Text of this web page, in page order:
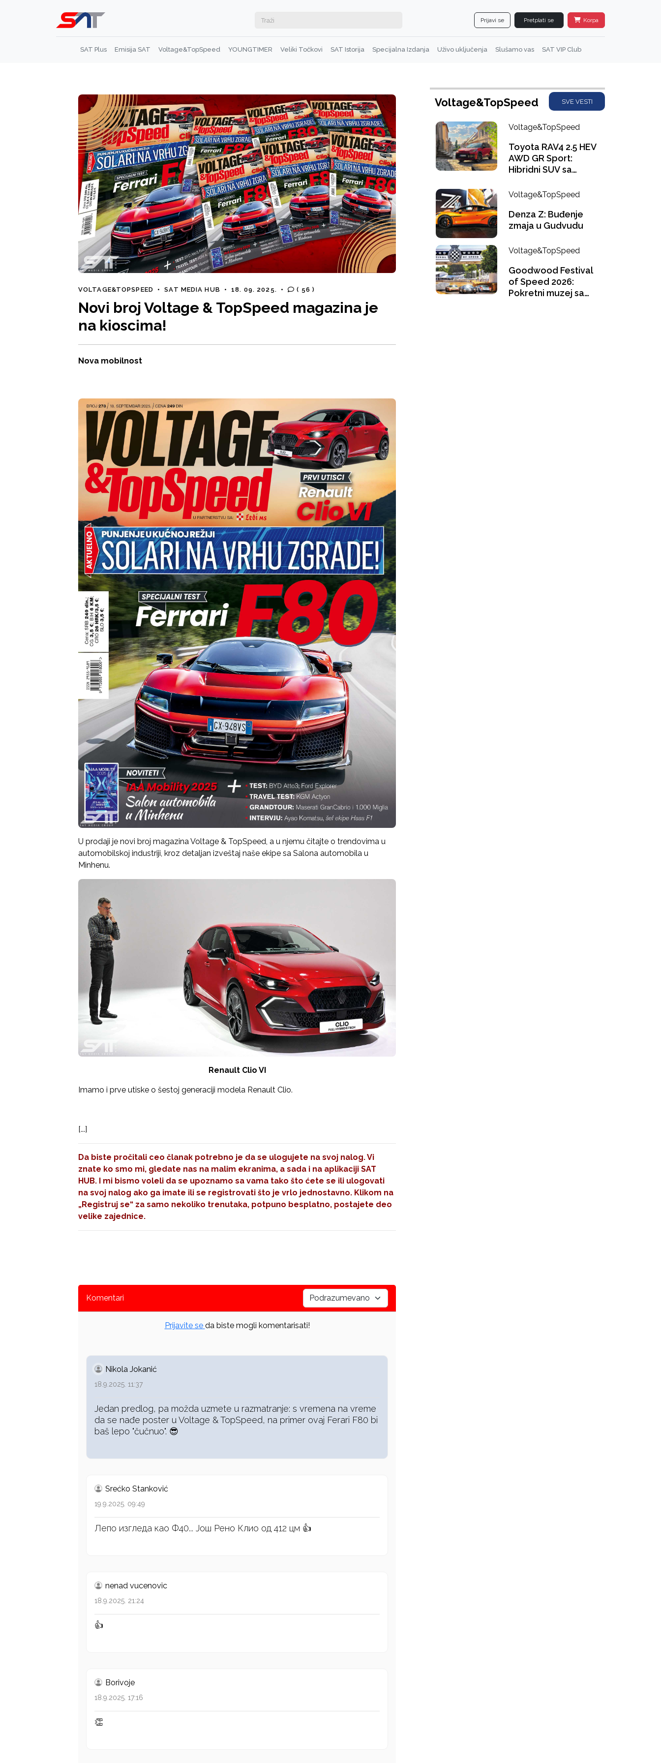
Prijavi se Pretplati se Korpa
SAT Plus Emisija SAT Voltage&TopSpeed YOUNGTIMER Veliki Točkovi SAT Istorija Specijalna Izdanja Uživo uključenja Slušamo vas SAT VIP Club
VOLTAGE&TOPSPEED • SAT MEDIA HUB • 18. 09. 2025. • ( 56 )
Novi broj Voltage & TopSpeed magazina je
na kioscima!
Nova mobilnost
U prodaji je novi broj magazina Voltage & TopSpeed, a u njemu čitajte o trendovima u
automobilskoj industriji, kroz detaljan izveštaj naše ekipe sa Salona automobila u
Minhenu.
Renault Clio VI
Imamo i prve utiske o šestoj generaciji modela Renault Clio.
[...]
Da biste pročitali ceo članak potrebno je da se ulogujete na svoj nalog. Vi
znate ko smo mi, gledate nas na malim ekranima, a sada i na aplikaciji SAT
HUB. I mi bismo voleli da se upoznamo sa vama tako što ćete se ili ulogovati
na svoj nalog ako ga imate ili se registrovati što je vrlo jednostavno. Klikom na
„Registruj se“ za samo nekoliko trenutaka, potpuno besplatno, postajete deo
velike zajednice.
Komentari
Prijavite se da biste mogli komentarisati!
Nikola Jokanić
18.9.2025. 11:37
Jedan predlog, pa možda uzmete u razmatranje: s vremena na vreme
da se nađe poster u Voltage & TopSpeed, na primer ovaj Ferari F80 bi
baš lepo "čučnuo". 😎
Srećko Stanković
19.9.2025. 09:49
Лепо изгледа као Ф40... Још Рено Клио од 412 цм 👍
nenad vucenovic
18.9.2025. 21:24
👍
Borivoje
18.9.2025. 17:16
👏
Voltage&TopSpeed SVE VESTI
Voltage&TopSpeed
Toyota RAV4 2.5 HEV
AWD GR Sport:
Hibridni SUV sa
Voltage&TopSpeed
Denza Z: Buđenje
zmaja u Gudvudu
Voltage&TopSpeed
Goodwood Festival
of Speed 2026:
Pokretni muzej sa